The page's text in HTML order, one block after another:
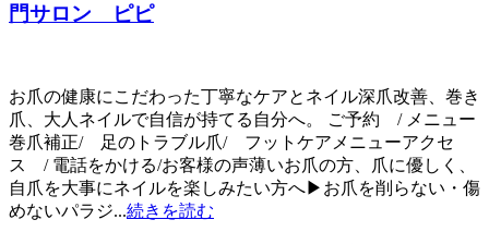
門サロン ピピ
お爪の健康にこだわった丁寧なケアとネイル深爪改善、巻き
爪、大人ネイルで自信が持てる自分へ。 ご予約 / メニュー
巻爪補正/ 足のトラブル爪/ フットケアメニューアクセ
ス / 電話をかける/お客様の声薄いお爪の方、爪に優しく、
自爪を大事にネイルを楽しみたい方へ▶お爪を削らない・傷
めないパラジ...続きを読む